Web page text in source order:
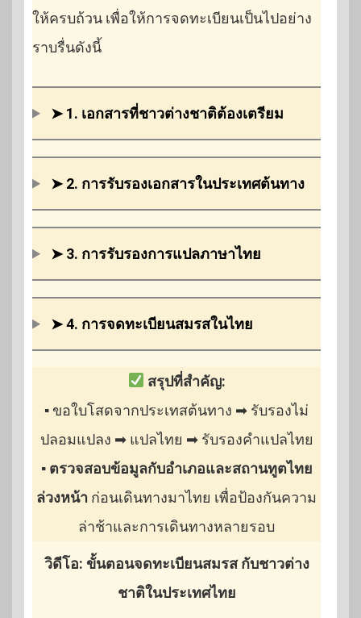
ให้ครบถ้วน เพื่อให้การจดทะเบียนเป็นไปอย่าง
ราบรื่นดังนี้
➤ 1. เอกสารที่ชาวต่างชาติต้องเตรียม
➤ 2. การรับรองเอกสารในประเทศต้นทาง
➤ 3. การรับรองการแปลภาษาไทย
➤ 4. การจดทะเบียนสมรสในไทย
สรุปที่สำคัญ:
▪ ขอใบโสดจากประเทสต้นทาง ➡ รับรองไม่
ปลอมแปลง ➡ แปลไทย ➡ รับรองคำแปลไทย
▪ ตรวจสอบข้อมูลกับอำเภอและสถานทูตไทย
ล่วงหน้า ก่อนเดินทางมาไทย เพื่อป้องกันความ
ล่าช้าและการเดินทางหลายรอบ
วิดีโอ: ขั้นตอนจดทะเบียนสมรส กับชาวต่าง
ชาติในประเทศไทย